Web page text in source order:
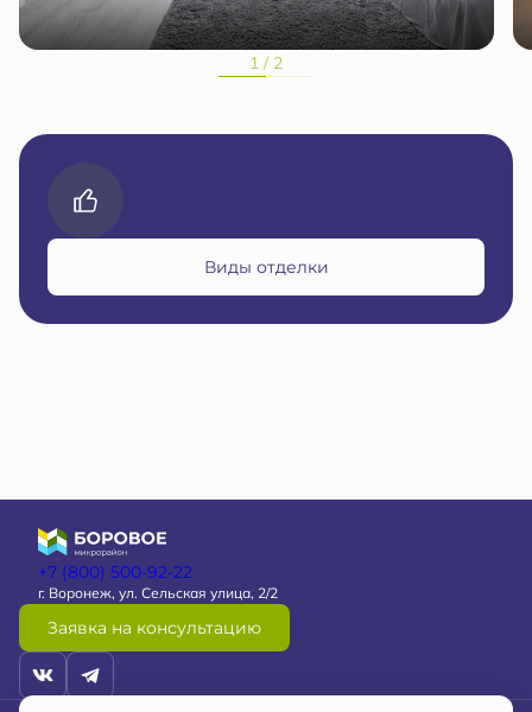
1 / 2
Виды отделки
+7 (800) 500-92-22
г. Воронеж, ул. Сельская улица, 2/2
Заявка на консультацию